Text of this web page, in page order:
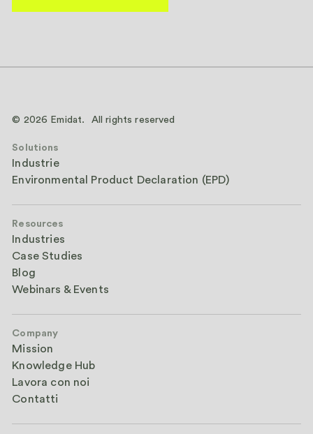
© 2026 Emidat. All rights reserved
Solutions
Industrie
Environmental Product Declaration (EPD)
Resources
Industries
Case Studies
Blog
Webinars & Events
Company
Mission
Knowledge Hub
Lavora con noi
Contatti